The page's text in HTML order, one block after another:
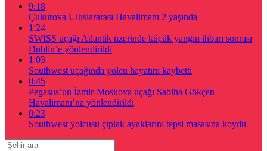
9:18
Çukurova Uluslararası Havalimanı 2 yaşında
1:24
SWISS uçağı Atlantik üzerinde küçük yangın ihbarı sonrası
Dublin’e yönlendirildi
1:03
Southwest uçağında yolcu hayatını kaybetti
0:45
Pegasus’un İzmir-Moskova uçağı Sabiha Gökçen
Havalimanı’na yönlendirildi
0:23
Southwest yolcusu çıplak ayaklarını tepsi masasına koydu